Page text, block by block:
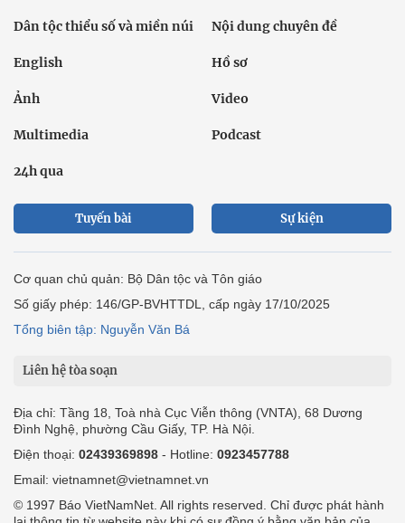
Dân tộc thiểu số và miền núi Nội dung chuyên đề
English Hồ sơ
Ảnh Video
Multimedia Podcast
24h qua
Tuyến bài Sự kiện
Cơ quan chủ quản: Bộ Dân tộc và Tôn giáo
Số giấy phép: 146/GP-BVHTTDL, cấp ngày 17/10/2025
Tổng biên tập: Nguyễn Văn Bá
Liên hệ tòa soạn
Địa chỉ: Tầng 18, Toà nhà Cục Viễn thông (VNTA), 68 Dương
Đình Nghệ, phường Cầu Giấy, TP. Hà Nội.
Điện thoại: 02439369898 - Hotline: 0923457788
Email: vietnamnet@vietnamnet.vn
© 1997 Báo VietNamNet. All rights reserved. Chỉ được phát hành